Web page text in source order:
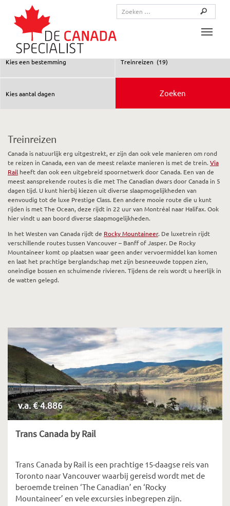
Treinreizen
Canada is natuurlijk erg uitgestrekt, er zijn dan ook vele manieren om rond
te reizen in Canada, een van de meest relaxte manieren is met de trein. Via
Rail heeft dan ook een uitgebreid spoornetwerk door Canada. Een van de
meest aansprekende routes is die met The Canadian dwars door Canada in 5
dagen tijd. U kunt hierbij kiezen uit diverse slaapmogelijkheden van
eenvoudig tot de luxe Prestige Class. Een andere mooie route die u kunt
rijden is met The Ocean, deze rijdt in 22 uur van Montréal naar Halifax. Ook
hier vindt u aan boord diverse slaapmogelijkheden.
In het Westen van Canada rijdt de Rocky Mountaineer. De luxetrein rijdt
verschillende routes tussen Vancouver – Banff of Jasper. De Rocky
Mountaineer komt op plaatsen waar geen ander vervoermiddel kan komen
en laat het prachtige berglandschap met zijn besneeuwde toppen zien,
oneindige bossen en schuimende rivieren. Tijdens de reis wordt u heerlijk in
de watten gelegd.
v.a. € 4.886
Trans Canada by Rail
Trans Canada by Rail is een prachtige 15-daagse reis van
Toronto naar Vancouver waarbij gereisd wordt met de
beroemde treinen ‘The Canadian’ en ‘Rocky
Mountaineer’ en vele excursies inbegrepen zijn.